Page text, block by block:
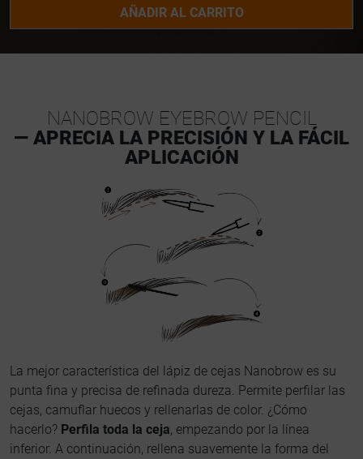
AÑADIR AL CARRITO
NANOBROW EYEBROW PENCIL
— APRECIA LA PRECISIÓN Y LA FÁCIL
APLICACIÓN
La mejor característica del lápiz de cejas Nanobrow es su
punta fina y precisa de refinada dureza. Permite perfilar las
cejas, camuflar huecos y rellenarlas de color. ¿Cómo
hacerlo? Perfila toda la ceja, empezando por la línea
inferior. A continuación, rellena suavemente la forma del